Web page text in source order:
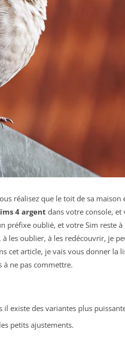
réalisez que le toit de sa maison
4 argent dans votre console, et
préfixe oublié, et votre Sim reste à
à les oublier, à les redécouvrir, je
cet article, je vais vous donner la
à ne pas commettre.
existe des variantes plus
petits ajustements.